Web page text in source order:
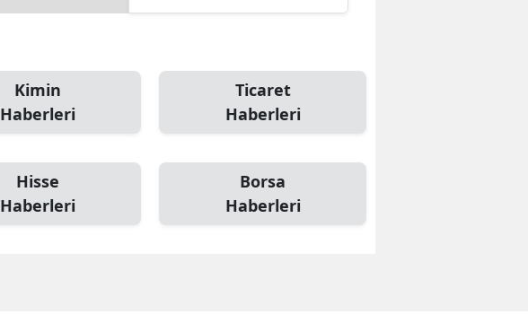
Kimin
Haberleri
Ticaret
Haberleri
Hisse
Haberleri
Borsa
Haberleri